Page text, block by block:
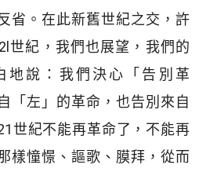
省。在此新舊世紀之交，許
世紀，我們也展望，我們的
地說：我們決心「告別革
「左」的革命，也告別來自
世紀不能再革命了，不能再
樣憧憬、謳歌、膜拜，從而